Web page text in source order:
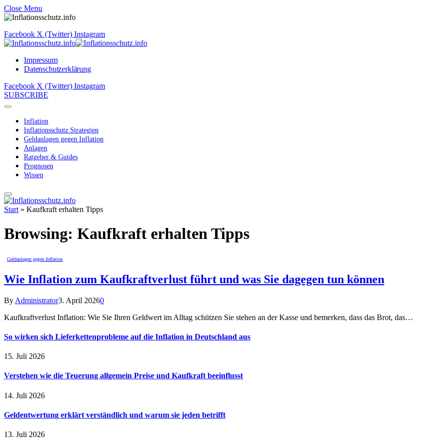
Close Menu
Facebook X (Twitter) Instagram
Impressum
Datenschutzerklärung
Facebook X (Twitter) Instagram
SUBSCRIBE
Inflation
Inflationsschutz Strategien
Geldanlagen gegen Inflation
Anlagen
Ratgeber & Guides
Prognosen
Wissen
Start » Kaufkraft erhalten Tipps
Browsing: Kaufkraft erhalten Tipps
Geldanlagen gegen Inflation
Wie Inflation zum Kaufkraftverlust führt und was Sie dagegen tun können
By Administrator3. April 20260
Kaufkraftverlust Inflation: Wie Sie Ihren Geldwert im Alltag schützen Sie stehen an der Kasse und bemerken, dass das Brot, das…
So wirken sich Lieferkettenprobleme auf die Inflation in Deutschland aus
15. Juli 2026
Verstehen wie die Teuerung allgemein Preise und Kaufkraft beeinflusst
14. Juli 2026
Geldentwertung erklärt verständlich und warum sie jeden betrifft
13. Juli 2026